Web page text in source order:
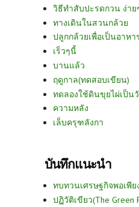
วิธีทำสับปะรดกวน ง่าย
ทางเดินในสวนกล้วย
ปลูกกล้วยเพื่อเป็นอาหา
เร็วๆนี้
บานแล้ว
ฤดูกาล(ทดสอบเขียน)
ทดลองใช้ดินขุยไผ่เป็น
ความหลัง
เล็บครุฑลังกา
บันทึกแนะนำ
ทบทวนเศรษฐกิจพอเพีย
ปฏิวัติเขียว(The Green